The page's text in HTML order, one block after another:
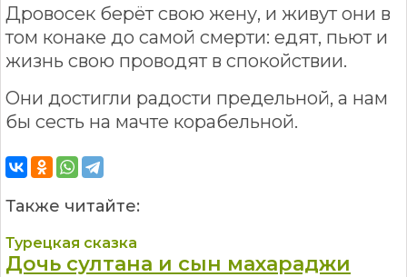
Дровосек берёт свою жену, и живут они в
том конаке до самой смерти: едят, пьют и
жизнь свою проводят в спокойствии.
Они достигли радости предельной, а нам
бы сесть на мачте корабельной.
Также читайте:
Турецкая сказка
Дочь султана и сын махараджи